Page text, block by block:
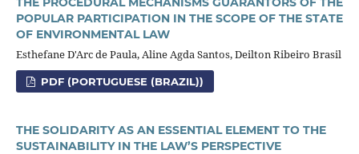
POPULAR PARTICIPATION IN THE SCOPE OF THE STATE
OF ENVIRONMENTAL LAW
Esthefane D'Arc de Paula, Aline Agda Santos, Deilton Ribeiro Brasil
PDF (PORTUGUESE (BRAZIL))
THE SOLIDARITY AS AN ESSENTIAL ELEMENT TO THE
SUSTAINABILITY IN THE LAW’S PERSPECTIVE